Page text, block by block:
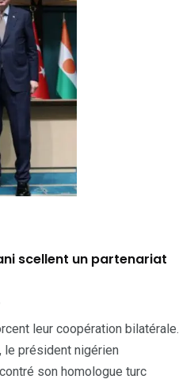
scellent un partenariat
leur coopération bilatérale.
le président nigérien
son homologue turc